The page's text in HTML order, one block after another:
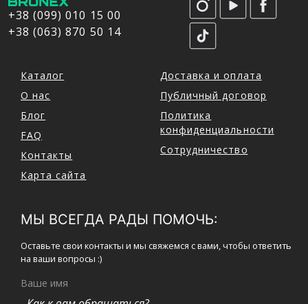
+38 (099) 010 15 00
+38 (063) 870 50 14
Каталог
О нас
Блог
FAQ
Контакты
Карта сайта
Доставка и оплата
Публичный договор
Политика
конфиденциальности
Сотрудничество
МЫ ВСЕГДА РАДЫ ПОМОЧЬ:
Оставьте свои контакты и мы свяжемся с вами, чтобы ответить
на ваши вопросы :)
Ваше имя